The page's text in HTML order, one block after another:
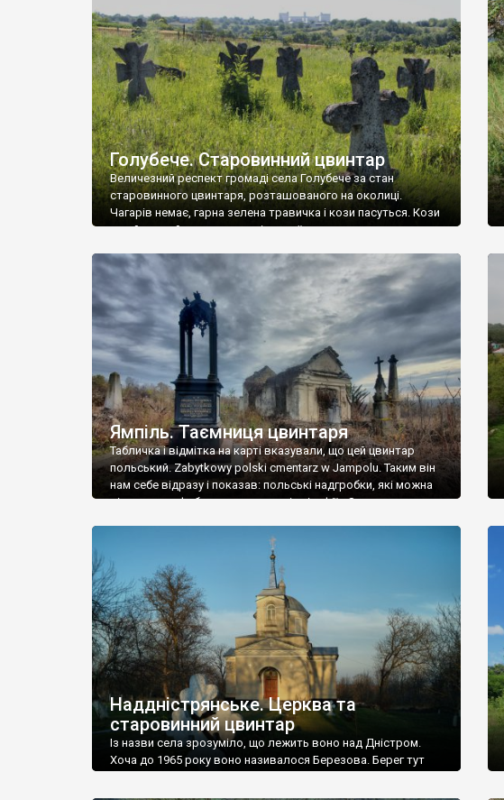
Голубече. Старовинний цвинтар
Величезний респект громаді села Голубече за стан
старовинного цвинтаря, розташованого на околиці.
Чагарів немає, гарна зелена травичка і кози пасуться. Кози
– найкращий регулятор шкідливої, для старих кладовищ,
бруньками, кози ті бруньки обгризають, бо то улюблений
делікатес. На цвинтарі у Голубечому ціла колекція
різноманітних форм хрестів. Село відносно невелике, […]
Ямпіль. Таємниця цвинтаря
Табличка і відмітка на карті вказували, що цей цвинтар
польський. Zabytkowy polski cmentarz w Jampolu. Таким він
нам себе відразу і показав: польські надгробки, які можна
віднести до фабричних, польські епітафії… Загалом цвинтар
виявилося більше семи гектарів. Перше враження про
абсолютну звичайність польського цвинтаря виявилося
оманливим – […]
Наддністрянське. Церква та
старовинний цвинтар
Із назви села зрозуміло, що лежить воно над Дністром.
Хоча до 1965 року воно називалося Березова. Берег тут